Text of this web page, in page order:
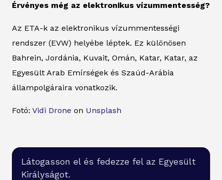
Érvényes még az elektronikus vízummentesség?
Az ETA-k az elektronikus vízummentességi
rendszer (EVW) helyébe léptek. Ez különösen
Bahrein, Jordánia, Kuvait, Omán, Katar, Katar, az
Egyesült Arab Emírségek és Szaúd-Arábia
állampolgáraira vonatkozik.
Fotó: Vidi Drone on Unsplash
Látogasson el és fedezze fel az Egyesült
Királyságot.